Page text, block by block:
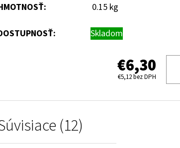
: 0.15 kg
Skladom
€6,30
€5,12 bez DPH
(12)